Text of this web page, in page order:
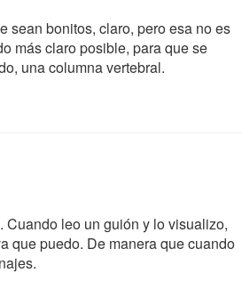
sean bonitos, claro, pero esa no es
más claro posible, para que se
una columna vertebral.
Cuando leo un guión y lo visualizo,
que puedo. De manera que cuando